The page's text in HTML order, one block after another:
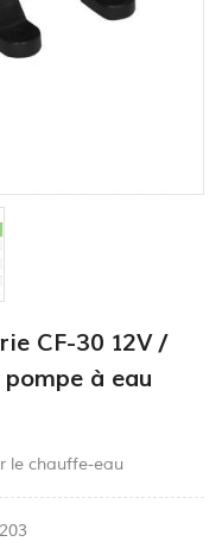
CF-30 12V /
à eau
le chauffe-eau